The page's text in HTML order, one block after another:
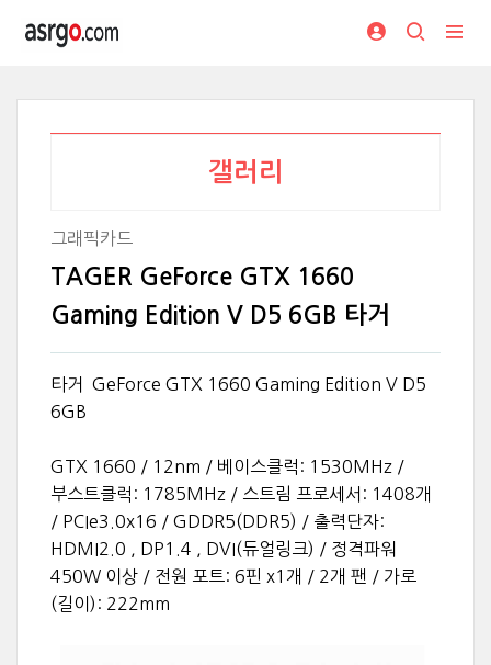
갤러리
그래픽카드
TAGER GeForce GTX 1660
Gaming Edition V D5 6GB 타거
타거 GeForce GTX 1660 Gaming Edition V D5
6GB
GTX 1660 / 12nm / 베이스클럭: 1530MHz /
부스트클럭: 1785MHz / 스트림 프로세서: 1408개
/ PCIe3.0x16 / GDDR5(DDR5) / 출력단자:
HDMI2.0 , DP1.4 , DVI(듀얼링크) / 정격파워
450W 이상 / 전원 포트: 6핀 x1개 / 2개 팬 / 가로
(길이): 222mm